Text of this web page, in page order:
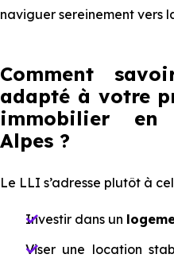
naviguer sereinement vers
Comment
adapté à votre
immobilier en
Alpes ?
Le LLI s’adresse plutôt à
Investir dans un
Viser une location